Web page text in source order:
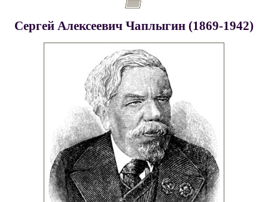
Сергей Алексеевич Чаплыгин (1869-1942)